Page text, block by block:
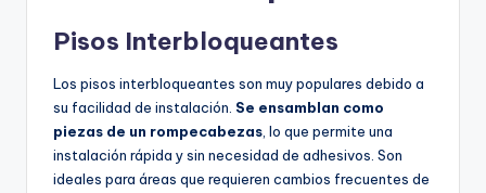
Pisos Interbloqueantes
Los pisos interbloqueantes son muy populares debido a
su facilidad de instalación. Se ensamblan como
piezas de un rompecabezas , lo que permite una
instalación rápida y sin necesidad de adhesivos. Son
ideales para áreas que requieren cambios frecuentes de